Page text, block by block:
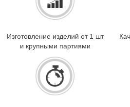
Изготовление изделий от 1 шт
и крупными партиями